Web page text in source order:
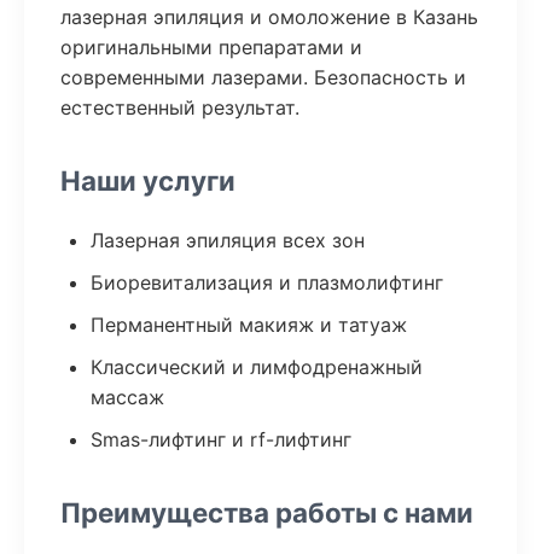
лазерная эпиляция и омоложение в Казань
оригинальными препаратами и
современными лазерами. Безопасность и
естественный результат.
Наши услуги
Лазерная эпиляция всех зон
Биоревитализация и плазмолифтинг
Перманентный макияж и татуаж
Классический и лимфодренажный
массаж
Smas-лифтинг и rf-лифтинг
Преимущества работы с нами